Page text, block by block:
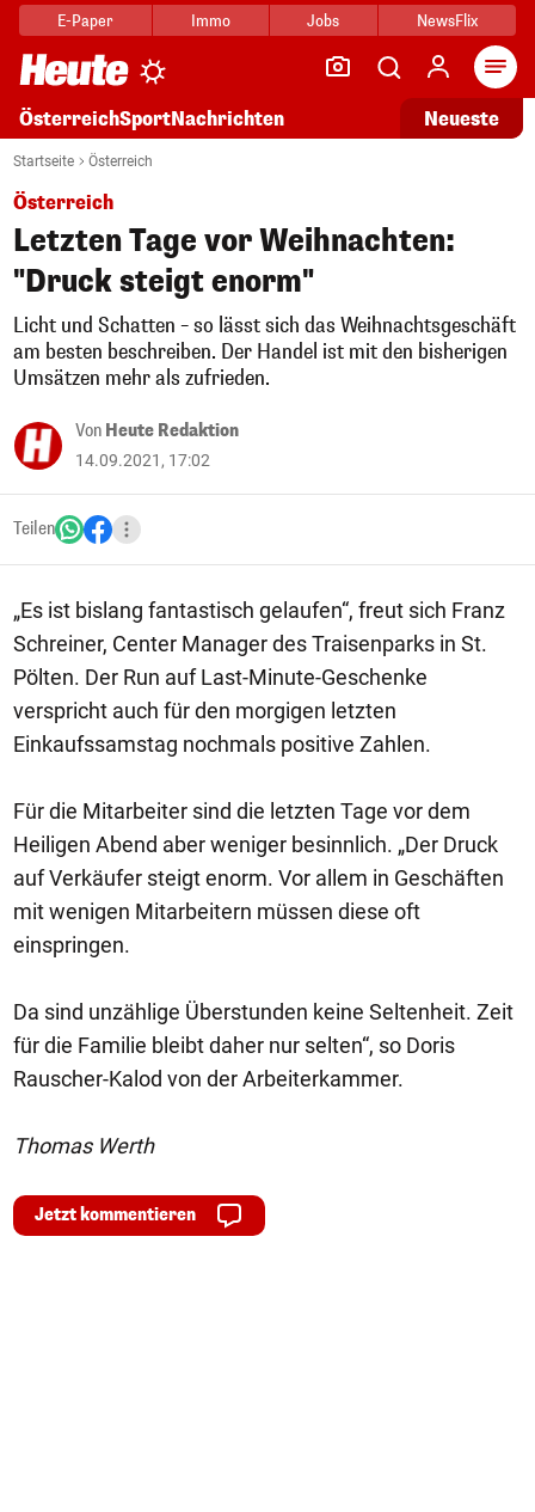
E-Paper Immo Jobs NewsFlix
ÖsterreichSportNachrichten Neueste
Startseite Österreich
Österreich
Letzten Tage vor Weihnachten:
"Druck steigt enorm"
Licht und Schatten – so lässt sich das Weihnachtsgeschäft
am besten beschreiben. Der Handel ist mit den bisherigen
Umsätzen mehr als zufrieden.
Von Heute Redaktion
14.09.2021, 17:02
Teilen
„Es ist bislang fantastisch gelaufen“, freut sich Franz
Schreiner, Center Manager des Traisenparks in St.
Pölten. Der Run auf Last-Minute-Geschenke
verspricht auch für den morgigen letzten
Einkaufssamstag nochmals positive Zahlen.
Für die Mitarbeiter sind die letzten Tage vor dem
Heiligen Abend aber weniger besinnlich. „Der Druck
auf Verkäufer steigt enorm. Vor allem in Geschäften
mit wenigen Mitarbeitern müssen diese oft
einspringen.
Da sind unzählige Überstunden keine Seltenheit. Zeit
für die Familie bleibt daher nur selten“, so Doris
Rauscher-Kalod von der Arbeiterkammer.
Thomas Werth
Jetzt kommentieren